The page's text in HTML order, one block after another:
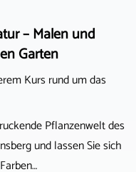
– Malen und
Garten
Kurs rund um das
Pflanzenwelt des
und lassen Sie sich